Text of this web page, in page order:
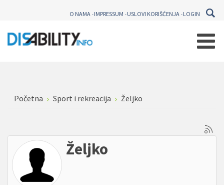
O NAMA IMPRESSUM USLOVI KORIŠĆENJA LOGIN
Početna Sport i rekreacija Željko
Željko